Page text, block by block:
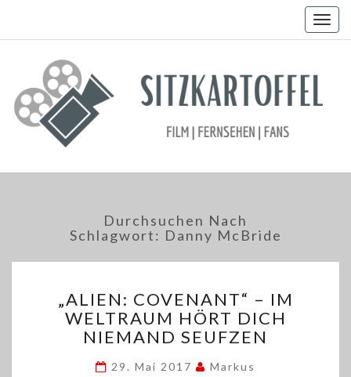
Durchsuchen Nach
Schlagwort: Danny McBride
COVENANT“
–
IM
HÖRT
„ALIEN: COVENANT“ – IM
WELTRAUM HÖRT DICH
NIEMAND SEUFZEN
29. Mai 2017 Markus